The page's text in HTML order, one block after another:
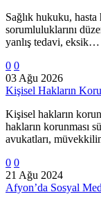
Sağlık hukuku, hasta
sorumluluklarını
yanlış tedavi, eksik…
0 0
03 Ağu 2026
Kişisel Hakların
Kişisel hakların
hakların korunması
avukatları,
0 0
21 Ağu 2024
Afyon’da Sosyal